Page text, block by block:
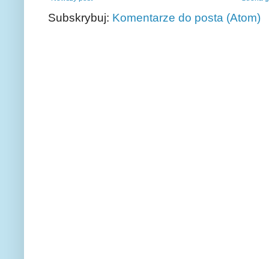
Subskrybuj: Komentarze do posta (Atom)